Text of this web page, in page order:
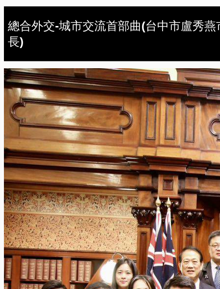
總合外交-城市交流首部曲(台中市盧秀燕
長)